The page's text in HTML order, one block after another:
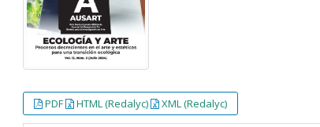
PDF HTML (Redalyc) XML (Redalyc)